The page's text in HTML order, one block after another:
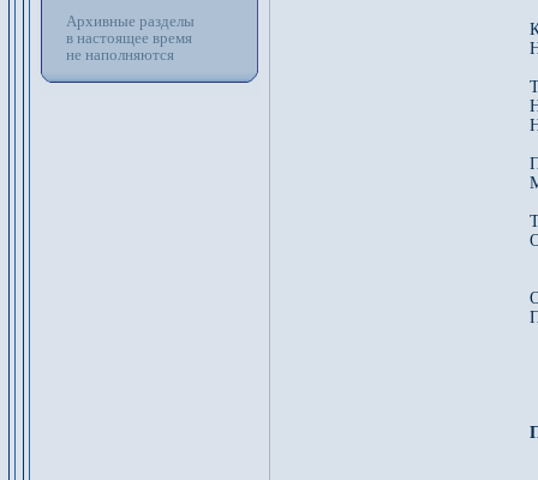
Архивные разделы
в настоящее время
не наполняются